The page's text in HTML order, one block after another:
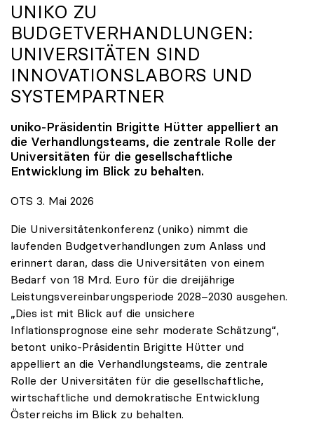
UNIKO ZU
BUDGETVERHANDLUNGEN:
UNIVERSITÄTEN SIND
INNOVATIONSLABORS UND
SYSTEMPARTNER
uniko-Präsidentin Brigitte Hütter appelliert an
die Verhandlungsteams, die zentrale Rolle der
Universitäten für die gesellschaftliche
Entwicklung im Blick zu behalten.
OTS 3. Mai 2026
Die Universitätenkonferenz (uniko) nimmt die
laufenden Budgetverhandlungen zum Anlass und
erinnert daran, dass die Universitäten von einem
Bedarf von 18 Mrd. Euro für die dreijährige
Leistungsvereinbarungsperiode 2028–2030 ausgehen.
„Dies ist mit Blick auf die unsichere
Inflationsprognose eine sehr moderate Schätzung“,
betont uniko-Präsidentin Brigitte Hütter und
appelliert an die Verhandlungsteams, die zentrale
Rolle der Universitäten für die gesellschaftliche,
wirtschaftliche und demokratische Entwicklung
Österreichs im Blick zu behalten.